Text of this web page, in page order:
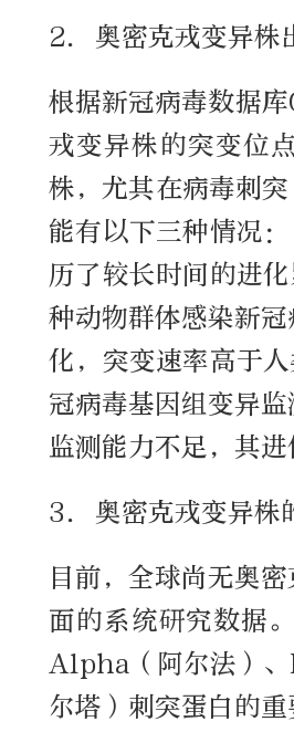
2. 奥密克戎变异株
根据新冠病毒数据
戎变异株的突变位
株，尤其在病毒刺
能有以下三种情况
历了较长时间的进
种动物群体感染新
化，突变速率高于
冠病毒基因组变异
监测能力不足，其
3. 奥密克戎变异株
目前，全球尚无奥
面的系统研究数据
Alpha（阿尔法）
尔塔）刺突蛋白的